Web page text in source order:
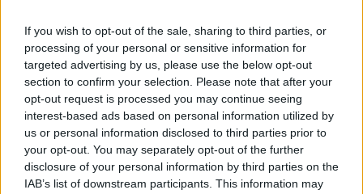
If you wish to opt-out of the sale, sharing to third parties, or
processing of your personal or sensitive information for
targeted advertising by us, please use the below opt-out
section to confirm your selection. Please note that after your
opt-out request is processed you may continue seeing
interest-based ads based on personal information utilized by
us or personal information disclosed to third parties prior to
your opt-out. You may separately opt-out of the further
disclosure of your personal information by third parties on the
IAB’s list of downstream participants. This information may
Bilens framruta och passagerarruta var täckta av is och
frost, och sikten bedömdes av polisen vara så begränsad
att körningen blev trafikfarlig.
Enligt domen som Vi Bilägare tagit del av körde mannen
på en landsväg och mötte en polisbil. Mannen stannade
för att skrapa vindrutan med en snusdosa, men har i
förhör uppgett att han hade tänkt stanna och skrapa rutan